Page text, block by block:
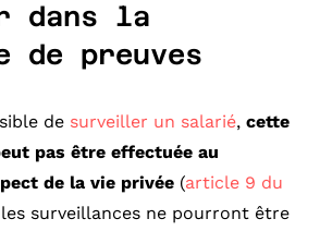
dans la
de preuves
de surveiller un salarié, cette
pas être effectuée au
de la vie privée (article 9 du
les surveillances ne pourront être